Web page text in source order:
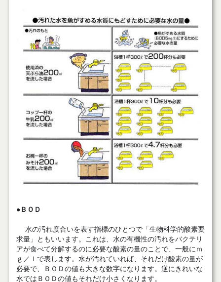
●ＢＯＤ
水の汚れ度合いを表す指標のひとつで「生物科学的酸素要
求量」ともいいます。これは、水の有機性の汚れをバクテリ
アが食べて分解するのに必要な酸素の量のことで、一般にｍ
ｇ／ｌで表します。水が汚れていれば、それだけ酸素の量が
必要で、ＢＯＤの値も大きな数字になります。逆にきれいな
水ではＢＯＤの値もそれだけ小さくなります。